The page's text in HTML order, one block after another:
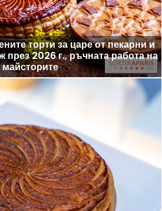
торти за царе от пекарни и
през 2026 г., ръчната работа на
майсторите